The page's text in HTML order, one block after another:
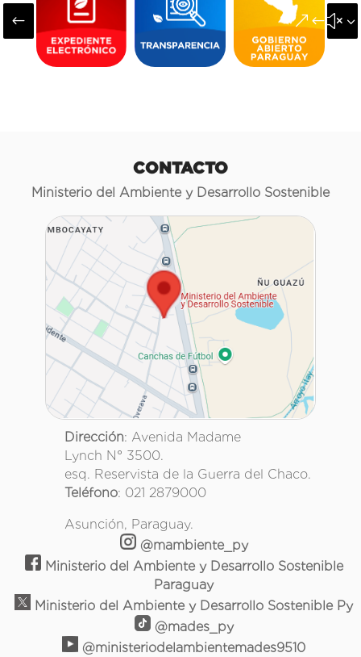
#
CONTACTO
Ministerio del Ambiente y Desarrollo Sostenible
Dirección: Avenida Madame
Lynch N° 3500.
esq. Reservista de la Guerra del Chaco.
Teléfono: 021 2879000
Asunción, Paraguay.
@mambiente_py
Ministerio del Ambiente y Desarrollo Sostenible
Paraguay
Ministerio del Ambiente y Desarrollo Sostenible Py
@mades_py
@ministeriodelambientemades9510